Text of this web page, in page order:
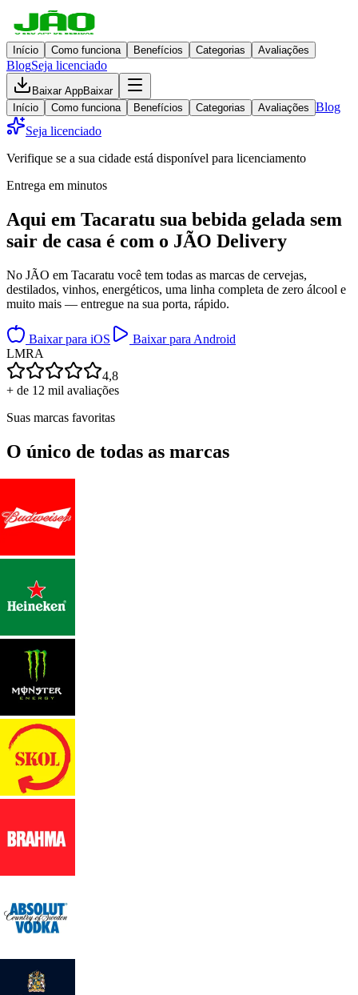
Início Como funciona Benefícios Categorias Avaliações
BlogSeja licenciado
Baixar AppBaixar
Início
Como funciona Benefícios Categorias Avaliações Blog
Seja licenciado
Verifique se a sua cidade está disponível para licenciamento
Entrega em minutos
Aqui em Tacaratu sua bebida gelada sem
sair de casa é com o JÃO Delivery
No JÃO em Tacaratu você tem todas as marcas de cervejas,
destilados, vinhos, energéticos, uma linha completa de zero álcool e
muito mais — entregue na sua porta, rápido.
Baixar para iOS
Baixar para Android
LMRA
4,8
+ de 12 mil avaliações
Suas marcas favoritas
O único de todas as marcas